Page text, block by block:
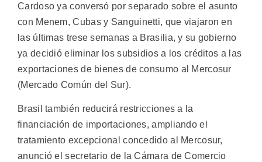
Cardoso ya conversó por separado sobre el asunto
con Menem, Cubas y Sanguinetti, que viajaron en
las últimas trese semanas a Brasilia, y su gobierno
ya decidió eliminar los subsidios a los créditos a las
exportaciones de bienes de consumo al Mercosur
(Mercado Común del Sur).
Brasil también reducirá restricciones a la
financiación de importaciones, ampliando el
tratamiento excepcional concedido al Mercosur,
anunció el secretario de la Cámara de Comercio